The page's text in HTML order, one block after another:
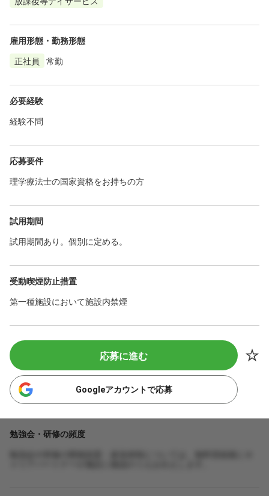
雇用形態・勤務形態
正社員
常勤
必要経験
経験不問
応募要件
理学療法士の国家資格をお持ちの方
試用期間
試用期間あり。個別に定める。
受動喫煙防止措置
第一種施設において施設内禁煙
応募に進む
Googleアカウントで応募
勉強会・研修の頻度